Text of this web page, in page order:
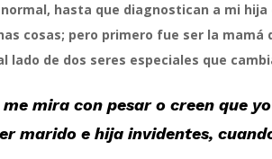
hasta que diagnostican a mi hija
cosas; pero primero fue ser la mamá
lado de dos seres especiales que
mira con pesar o creen que
marido e hija invidentes,